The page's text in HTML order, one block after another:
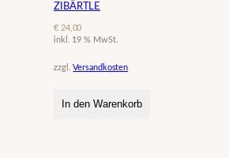
ZIBÄRTLE
€24,00
inkl. 19 % MwSt.
zzgl.Versandkosten
In den Warenkorb